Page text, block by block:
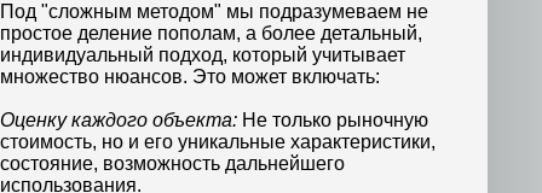
Под "сложным методом" мы подразумеваем не
простое деление пополам, а более детальный,
индивидуальный подход, который учитывает
множество нюансов. Это может включать:
Оценку каждого объекта: Не только рыночную
стоимость, но и его уникальные характеристики,
состояние, возможность дальнейшего
использования.